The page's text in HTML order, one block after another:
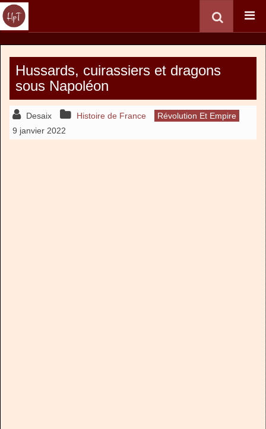
Hussards, cuirassiers et dragons
sous Napoléon
Desaix Histoire de France
Révolution Et Empire
9 janvier 2022